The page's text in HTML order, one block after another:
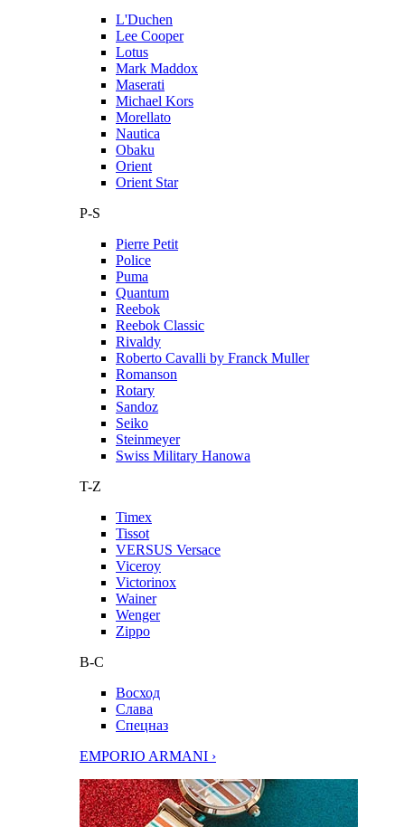
L'Duchen
Lee Cooper
Lotus
Mark Maddox
Maserati
Michael Kors
Morellato
Nautica
Obaku
Orient
Orient Star
P-S
Pierre Petit
Police
Puma
Quantum
Reebok
Reebok Classic
Rivaldy
Roberto Cavalli by Franck Muller
Romanson
Rotary
Sandoz
Seiko
Steinmeyer
Swiss Military Hanowa
T-Z
Timex
Tissot
VERSUS Versace
Viceroy
Victorinox
Wainer
Wenger
Zippo
В-С
Восход
Слава
Спецназ
EMPORIO ARMANI ›